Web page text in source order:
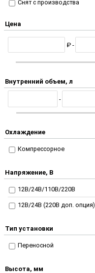
Снят с производства
Цена
₽ -
Внутренний объем, л
-
Охлаждение
Компрессорное
Напряжение, В
12В/24В/110В/220В
12В/24В (220В доп. опция)
Тип установки
Переносной
Высота, мм